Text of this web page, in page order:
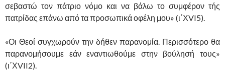
σεβαστώ τον πάτριο νόμο και να βάλω το συμφέρον τής
πατρίδας επάνω από τα προσωπικά οφέλη μου» (ι΄ΧVI5).
«Οι Θεοί συγχωρούν την δήθεν παρανομία. Περισσότερο θα
παρανομήσουμε εάν εναντιωθούμε στην βούλησή τους»
(ι΄ΧVII2).